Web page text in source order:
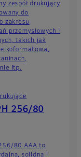
zespół drukujący
do
zakresu
przemysłowych i
takich jak
itp.
256/80
80 AAA to
solidna i